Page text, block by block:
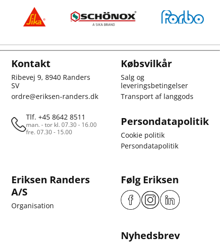
Kontakt
Ribevej 9, 8940 Randers
SV
ordre@eriksen-randers.dk
Tlf. +45 8642 8511
man. - tor kl. 07.30 - 16.00
fre. 07.30 - 15.00
Købsvilkår
Salg og
leveringsbetingelser
Transport af langgods
Persondatapolitik
Cookie politik
Persondatapolitik
Eriksen Randers
A/S
Organisation
Følg Eriksen
Nyhedsbrev